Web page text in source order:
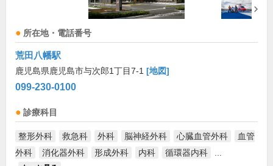
所在地・電話番号
荒田八幡駅
鹿児島県鹿児島市与次郎1丁目7-1 [地図]
099-230-0100
診療科目
整形外科 救急科 外科 脳神経外科 心臓血管外科
血管
外科
消化器外科 形成外科 内科 循環器内科